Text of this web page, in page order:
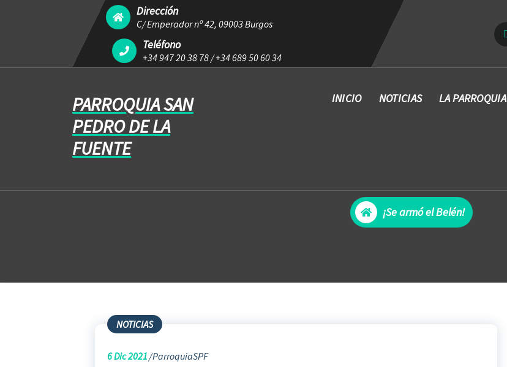
Dirección
C/ Emperador nº 42, 09003 Burgos
Teléfono
+34 947 20 38 78/+34 689 50 60 34
PARROQUIA SAN
PEDRO DE LA
FUENTE
INICIO NOTICIAS LA PARROQUIA
¡Se armó el Belén!
NOTICIAS
6Dic 2021 ParroquiaSPF